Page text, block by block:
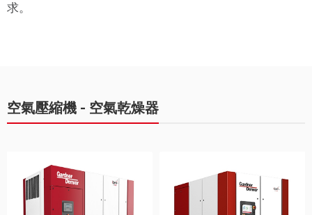
求。
空氣壓縮機 - 空氣乾燥器